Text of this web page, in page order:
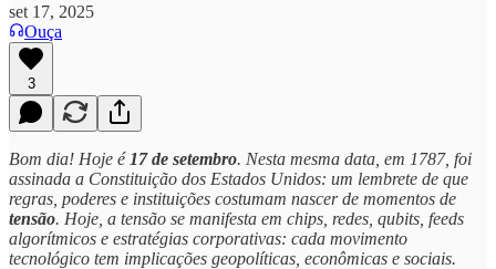
set 17, 2025
Ouça
3
Bom dia! Hoje é 17 de setembro. Nesta mesma data, em 1787, foi
assinada a Constituição dos Estados Unidos: um lembrete de que
regras, poderes e instituições costumam nascer de momentos de
tensão. Hoje, a tensão se manifesta em chips, redes, qubits, feeds
algorítmicos e estratégias corporativas: cada movimento
tecnológico tem implicações geopolíticas, econômicas e sociais.